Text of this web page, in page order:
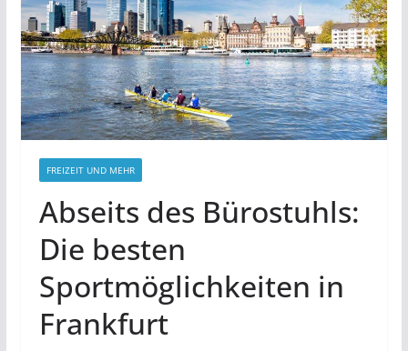
FREIZEIT UND MEHR
Abseits des Bürostuhls:
Die besten
Sportmöglichkeiten in
Frankfurt